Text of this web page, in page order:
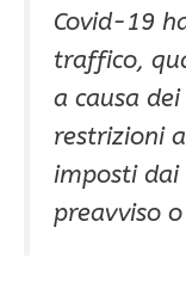
Covid-19
traffico,
a causa
restrizioni
imposti dai
preavviso